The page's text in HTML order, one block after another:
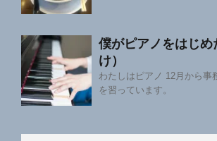
僕がピアノをはじめ
け）
わたしはピアノ 12月から事
を習っています。